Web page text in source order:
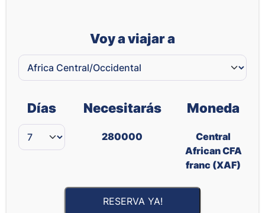
Voy a viajar a
Días Necesitarás
280000
Moneda
Central
African CFA
franc (XAF)
RESERVA YA!